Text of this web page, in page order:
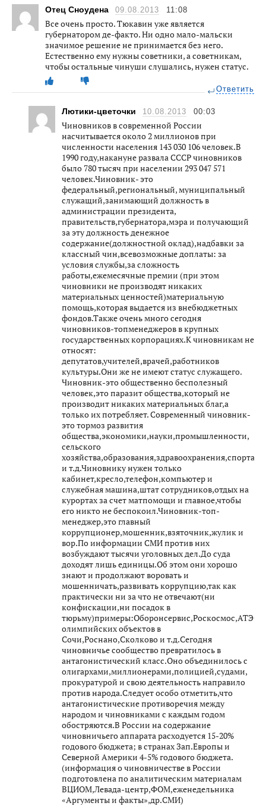
Отец Сноудена 09.08.2013 11:08
Все очень просто. Тюкавин уже является
губернатором де-факто. Ни одно мало-мальски
значимое решение не принимается без него.
Естественно ему нужны советники, а советникам,
чтобы остальные чинуши слушались, нужен статус.
Ответить
Лютики-цветочки 10.08.2013 00:03
Чиновников в современной России
насчитывается около 2 миллионов при
численности населения 143 030 106 человек.В
1990 году,накануне развала СССР чиновников
было 780 тысяч при населении 293 047 571
человек.Чиновник- это
федеральный,региональный, муниципальный
служащий,занимающий должность в
администрации президента,
правительств,губернатора,мэра и получающий
за эту должность денежное
содержание(должностной оклад),надбавки за
классный чин,всевозможные доплаты: за
условия службы,за сложность
работы,ежемесячные премии (при этом
чиновники не производят никаких
материальных ценностей)материальную
помощь,которая выдается из внебюджетных
фондов.Также очень много сегодня
чиновников-топменеджеров в крупных
государственных корпорациях.К чиновникам не
относят:
депутатов,учителей,врачей,работников
культуры.Они же не имеют статус служащего.
Чиновник-это общественно бесполезный
человек,это паразит общества,который не
производит никаких материальных благ,а
только их потребляет. Современный чиновник-
это тормоз развития
общества,экономики,науки,промышленности,
сельского
хозяйства,образования,здравоохранения,спорта
и т.д.Чиновнику нужен только
кабинет,кресло,телефон,компьютер и
служебная машина,штат сотрудников,отдых на
курортах за счет матпомощи и главное,чтобы
его никто не беспокоил.Чиновник-топ-
менеджер,это главный
коррупционер,мошенник,взяточник,жулик и
вор.По информации СМИ против них
возбуждают тысячи уголовных дел.До суда
доходят лишь единицы.Об этом они хорошо
знают и продолжают воровать и
мошенничать,развивать коррупцию,так как
практически ни за что не отвечают(ни
конфискации,ни посадок в
олимпийских объектов в
Сочи,Роснано,Сколково и т.д.Сегодня
чиновничье сообщество превратилось в
антагонистический класс.Оно объединилось с
олигархами,миллионерами,полицией,судами,
прокуратурой и свою деятельность направило
против народа.Следует особо отметить,что
антагонистические противоречия между
народом и чиновниками с каждым годом
обостряются.В России на содержание
чиновничьего аппарата расходуется 15-20%
годового бюджета; в странах Зап.Европы и
Северной Америки 4-5% годового бюджета.
(информация о чиновничестве в России
подготовлена по аналитическим материалам
ВЦИОМ,Левада-центр,ФОМ,еженедельника
«Аргументы и факты»,др.СМИ)